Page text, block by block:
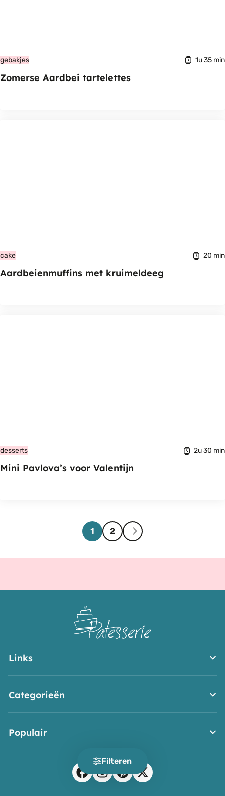
Filteren
gebakjes 1u 35 min
Zomerse Aardbei tartelettes
cake 20 min
Aardbeienmuffins met kruimeldeeg
desserts 2u 30 min
Mini Pavlova’s voor Valentijn
Pagina
1 Pagina
2 Volgende
Links
Categorieën
Populair